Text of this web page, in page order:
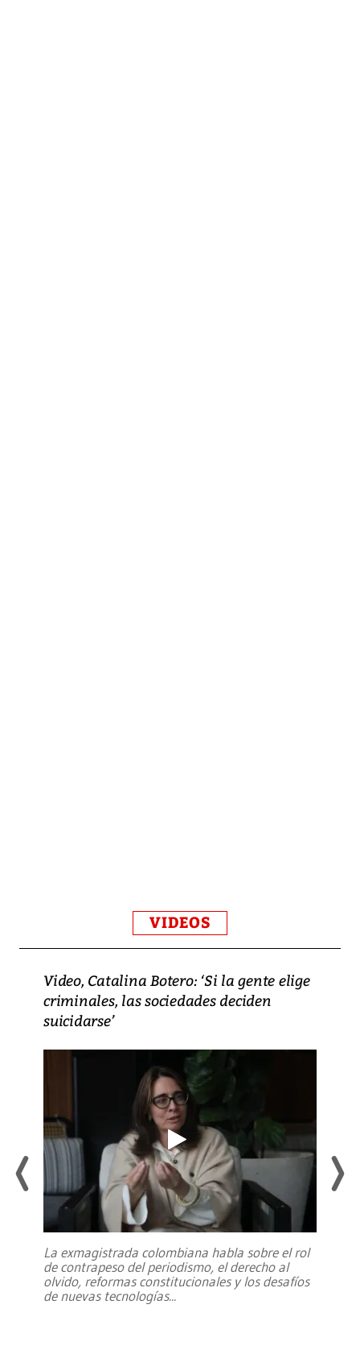
VIDEOS
Video, Catalina Botero: ‘Si la gente elige
criminales, las sociedades deciden
suicidarse’
La exmagistrada colombiana habla sobre el rol
de contrapeso del periodismo, el derecho al
olvido, reformas constitucionales y los desafíos
de nuevas tecnologías...